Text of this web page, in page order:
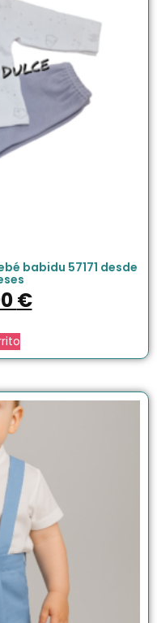
babidu 57171 desde
€